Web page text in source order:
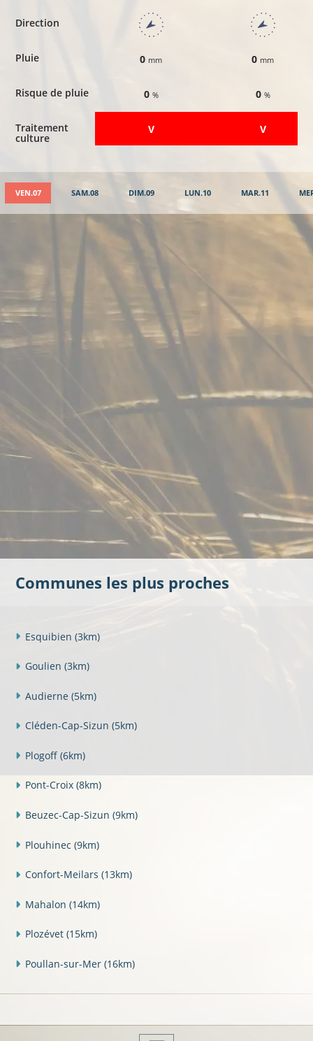
Direction
Pluie
Risque de pluie
Traitement
culture
0 mm
0 %
​V
0 mm
0 %
​V
VEN.07 SAM.08 DIM.09 LUN.10 MAR.11
Communes les plus proches
Esquibien (3km)
Goulien (3km)
Audierne (5km)
Cléden-Cap-Sizun (5km)
Plogoff (6km)
Pont-Croix (8km)
Beuzec-Cap-Sizun (9km)
Plouhinec (9km)
Confort-Meilars (13km)
Mahalon (14km)
Plozévet (15km)
Poullan-sur-Mer (16km)